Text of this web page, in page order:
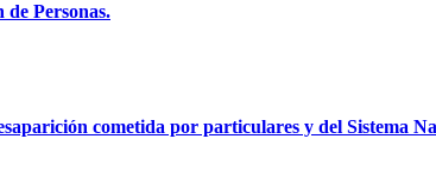
Personas.
cometida por particulares y del Sistema